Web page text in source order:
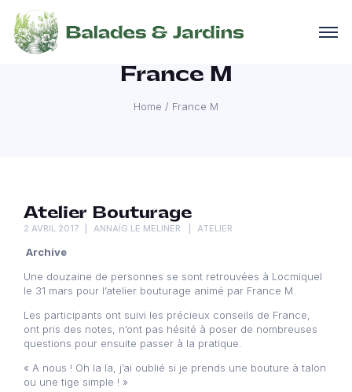
France M
Home / France M
Atelier Bouturage
2 AVRIL 2017 ANNAÏG LE MELINER ATELIER
Archive
Une douzaine de personnes se sont retrouvées à Locmiquel
le 31 mars pour l’atelier bouturage animé par France M.
Les participants ont suivi les précieux conseils de France,
ont pris des notes, n’ont pas hésité à poser de nombreuses
questions pour ensuite passer à la pratique.
« A nous ! Oh la la, j’ai oublié si je prends une bouture à talon
ou une tige simple ! »